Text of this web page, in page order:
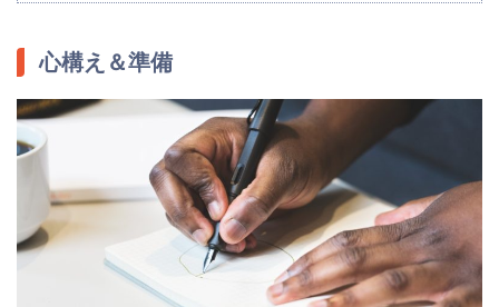
心構え＆準備